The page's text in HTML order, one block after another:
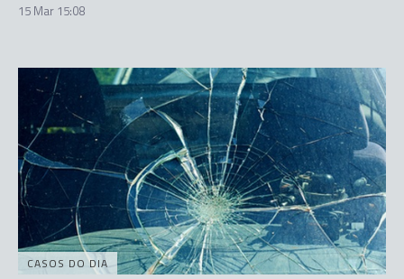
15 Mar 15:08
CASOS DO DIA